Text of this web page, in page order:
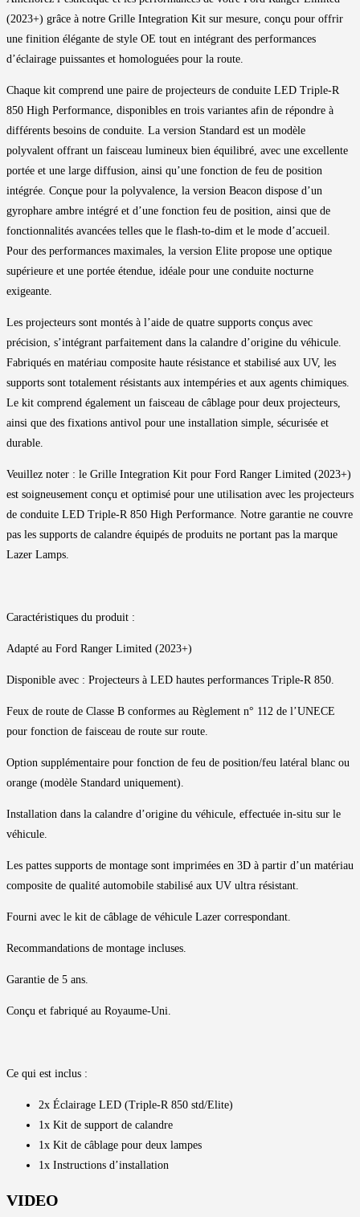
(2023+) grâce à notre Grille Integration Kit sur mesure, conçu pour offrir
une finition élégante de style OE tout en intégrant des performances
d’éclairage puissantes et homologuées pour la route.
Chaque kit comprend une paire de projecteurs de conduite LED Triple-R
850 High Performance, disponibles en trois variantes afin de répondre à
différents besoins de conduite. La version Standard est un modèle
polyvalent offrant un faisceau lumineux bien équilibré, avec une excellente
portée et une large diffusion, ainsi qu’une fonction de feu de position
intégrée. Conçue pour la polyvalence, la version Beacon dispose d’un
gyrophare ambre intégré et d’une fonction feu de position, ainsi que de
fonctionnalités avancées telles que le flash-to-dim et le mode d’accueil.
Pour des performances maximales, la version Elite propose une optique
supérieure et une portée étendue, idéale pour une conduite nocturne
exigeante.
Les projecteurs sont montés à l’aide de quatre supports conçus avec
précision, s’intégrant parfaitement dans la calandre d’origine du véhicule.
Fabriqués en matériau composite haute résistance et stabilisé aux UV, les
supports sont totalement résistants aux intempéries et aux agents chimiques.
Le kit comprend également un faisceau de câblage pour deux projecteurs,
ainsi que des fixations antivol pour une installation simple, sécurisée et
durable.
Veuillez noter : le Grille Integration Kit pour Ford Ranger Limited (2023+)
est soigneusement conçu et optimisé pour une utilisation avec les projecteurs
de conduite LED Triple-R 850 High Performance. Notre garantie ne couvre
pas les supports de calandre équipés de produits ne portant pas la marque
Lazer Lamps.
Caractéristiques du produit :
Adapté au Ford Ranger Limited (2023+)
Disponible avec : Projecteurs à LED hautes performances Triple-R 850.
Feux de route de Classe B conformes au Règlement n° 112 de l’UNECE
pour fonction de faisceau de route sur route.
Option supplémentaire pour fonction de feu de position/feu latéral blanc ou
orange (modèle Standard uniquement).
Installation dans la calandre d’origine du véhicule, effectuée in-situ sur le
véhicule.
Les pattes supports de montage sont imprimées en 3D à partir d’un matériau
composite de qualité automobile stabilisé aux UV ultra résistant.
Fourni avec le kit de câblage de véhicule Lazer correspondant.
Recommandations de montage incluses.
Garantie de 5 ans.
Conçu et fabriqué au Royaume-Uni.
Ce qui est inclus :
2x Éclairage LED (Triple-R 850 std/Elite)
1x Kit de support de calandre
1x Kit de câblage pour deux lampes
1x Instructions d’installation
VIDEO